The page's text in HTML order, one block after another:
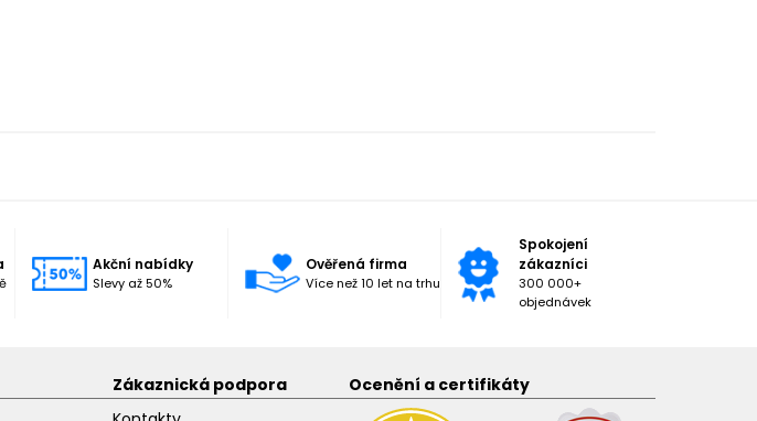
Akční nabídky
Slevy až 50%
Ověřená firma
Více než 10 let na trhu
Spokojení
zákazníci
300 000+
objednávek
Zákaznická podpora
Ocenění a certifikáty